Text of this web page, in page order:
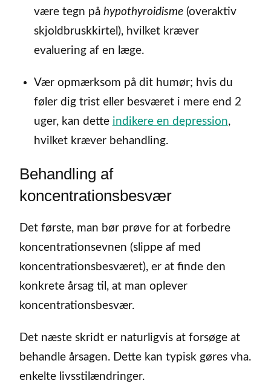
være tegn på hypothyroidisme(overaktiv
skjoldbruskkirtel), hvilket kræver
evaluering af en læge.
Vær opmærksom på dit humør; hvis du
føler dig trist eller besværet i mere end 2
uger, kan dette indikere en depression,
hvilket kræver behandling.
Behandling af
koncentrationsbesvær
Det første, man bør prøve for at forbedre
koncentrationsevnen (slippe af med
koncentrationsbesværet), er at finde den
konkrete årsag til, at man oplever
koncentrationsbesvær.
Det næste skridt er naturligvis at forsøge at
behandle årsagen. Dette kan typisk gøres vha.
enkelte livsstilændringer.